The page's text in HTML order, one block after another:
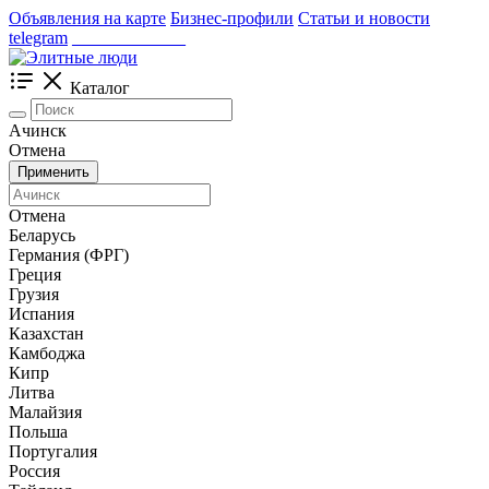
Объявления на карте Бизнес-профили Статьи и новости
telegram
Каталог
Ачинск
Отмена
Применить
Отмена
Беларусь
Германия (ФРГ)
Греция
Грузия
Испания
Казахстан
Камбоджа
Кипр
Литва
Малайзия
Польша
Португалия
Россия